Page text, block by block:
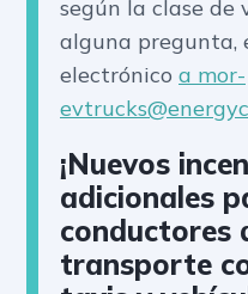
según la clase de
alguna pregunta,
electrónico a mor-
¡Nuevos
adicionales
conductores
transporte